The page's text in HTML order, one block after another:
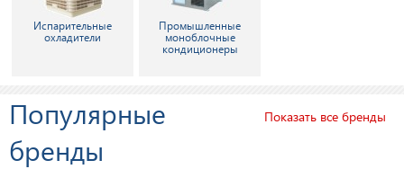
Испарительные
охладители
Промышленные
моноблочные
кондиционеры
Показать все бренды
Популярные
бренды